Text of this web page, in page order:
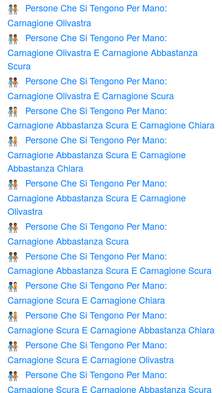
🧑🏽‍🤝‍🧑🏽
Persone Che Si Tengono Per Mano:
Carnagione Olivastra
🧑🏽‍🤝‍🧑🏾
Persone Che Si Tengono Per Mano:
Carnagione Olivastra E Carnagione Abbastanza
Scura
🧑🏽‍🤝‍🧑🏿
Persone Che Si Tengono Per Mano:
Carnagione Olivastra E Carnagione Scura
🧑🏾‍🤝‍🧑🏻
Persone Che Si Tengono Per Mano:
Carnagione Abbastanza Scura E Carnagione Chiara
🧑🏾‍🤝‍🧑🏼
Persone Che Si Tengono Per Mano:
Carnagione Abbastanza Scura E Carnagione
Abbastanza Chiara
🧑🏾‍🤝‍🧑🏽
Persone Che Si Tengono Per Mano:
Carnagione Abbastanza Scura E Carnagione
Olivastra
🧑🏾‍🤝‍🧑🏾
Persone Che Si Tengono Per Mano:
Carnagione Abbastanza Scura
🧑🏾‍🤝‍🧑🏿
Persone Che Si Tengono Per Mano:
Carnagione Abbastanza Scura E Carnagione Scura
🧑🏿‍🤝‍🧑🏻
Persone Che Si Tengono Per Mano:
Carnagione Scura E Carnagione Chiara
🧑🏿‍🤝‍🧑🏼
Persone Che Si Tengono Per Mano:
Carnagione Scura E Carnagione Abbastanza Chiara
🧑🏿‍🤝‍🧑🏽
Persone Che Si Tengono Per Mano:
Carnagione Scura E Carnagione Olivastra
🧑🏿‍🤝‍🧑🏾
Persone Che Si Tengono Per Mano:
Carnagione Scura E Carnagione Abbastanza Scura